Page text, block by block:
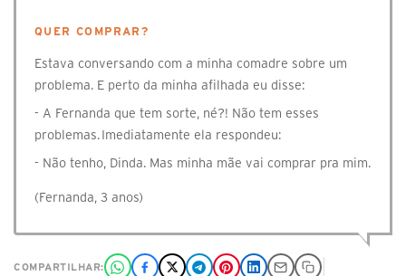
QUER COMPRAR?
Estava conversando com a minha comadre sobre um
problema. E perto da minha afilhada eu disse:
- A Fernanda que tem sorte, né?! Não tem esses
problemas. Imediatamente ela respondeu:
- Não tenho, Dinda. Mas minha mãe vai comprar pra mim.
(Fernanda, 3 anos)
COMPARTILHAR: